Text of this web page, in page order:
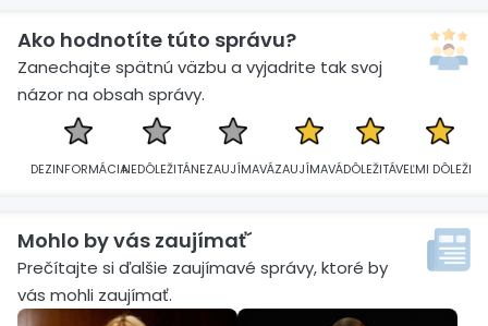
Ako hodnotíte túto správu?
Zanechajte spätnú väzbu a vyjadrite tak svoj
názor na obsah správy.
DEZINFORMÁCIANEDÔLEŽITÁNEZAUJÍMAVÁZAUJÍMAVÁDÔLEŽITÁVEĽMI DÔLEŽITÁ
Mohlo by vás zaujímať´
Prečítajte si ďalšie zaujímavé správy, ktoré by
vás mohli zaujímať.